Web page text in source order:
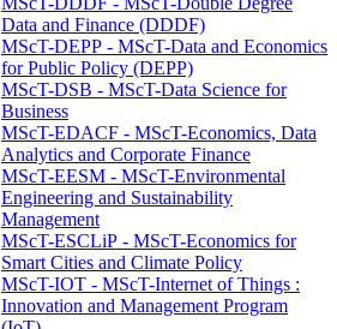
Data and Finance (DDDF)
MScT-DEPP - MScT-Data and Economics
for Public Policy (DEPP)
MScT-DSB - MScT-Data Science for
Business
MScT-EDACF - MScT-Economics, Data
Analytics and Corporate Finance
MScT-EESM - MScT-Environmental
Engineering and Sustainability
Management
MScT-ESCLiP - MScT-Economics for
Smart Cities and Climate Policy
MScT-IOT - MScT-Internet of Things :
Innovation and Management Program